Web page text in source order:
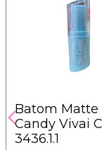
Batom Matte
Candy Vivai
3436.1.1